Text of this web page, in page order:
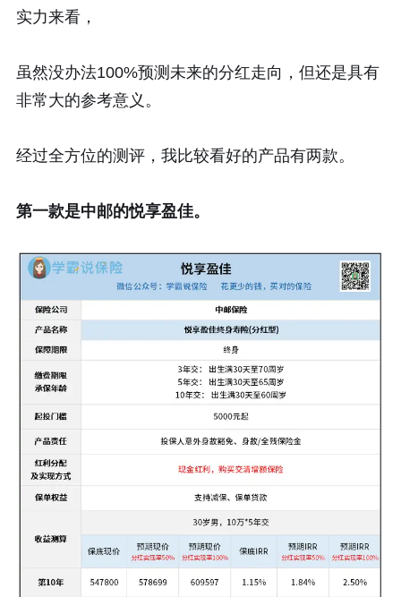
实力来看，
虽然没办法100%预测未来的分红走向，但还是具有
非常大的参考意义。
经过全方位的测评，我比较看好的产品有两款。
第一款是中邮的悦享盈佳。